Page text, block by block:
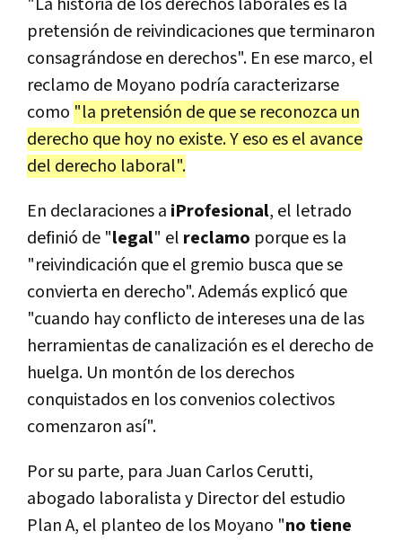
pretensión de reivindicaciones que terminaron
consagrándose en derechos". En ese marco, el
reclamo de Moyano podría caracterizarse
como "la pretensión de que se reconozca un
derecho que hoy no existe. Y eso es el avance
del derecho laboral".
En declaraciones a iProfesional, el letrado
definió de "legal" el reclamo porque es la
"reivindicación que el gremio busca que se
convierta en derecho". Además explicó que
"cuando hay conflicto de intereses una de las
herramientas de canalización es el derecho de
huelga. Un montón de los derechos
conquistados en los convenios colectivos
comenzaron así".
Por su parte, para Juan Carlos Cerutti,
abogado laboralista y Director del estudio
Plan A, el planteo de los Moyano "no tiene